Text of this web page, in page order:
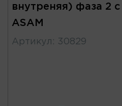
внутреняя) фаза 2
ASAM
Артикул : 30829